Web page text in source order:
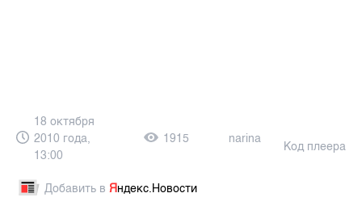
18 октября
2010 года,
13:00
1915 narina
Код плеера
Добавить в Яндекс.Новости